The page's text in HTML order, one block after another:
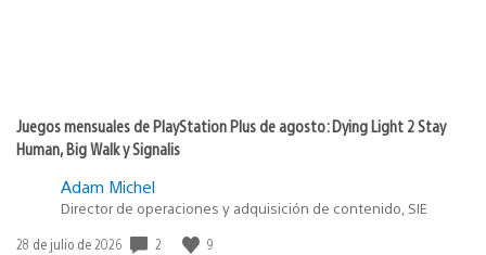
Juegos mensuales de PlayStation Plus de agosto: Dying Light 2 Stay
Human, Big Walk y Signalis
Adam Michel
Director de operaciones y adquisición de contenido, SIE
Fecha
28 de julio de 2026 2 9